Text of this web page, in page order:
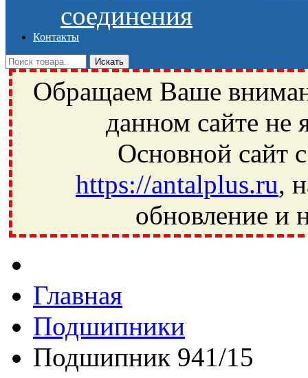
соединения
Контакты
Обращаем Ваше
данном сайте не
Основной сайт
https://antalplus.ru,
обновление и
Ивантеевка, подшипники, пневматика, метизы, техника,
Главная
Подшипники
Подшипник 941/15